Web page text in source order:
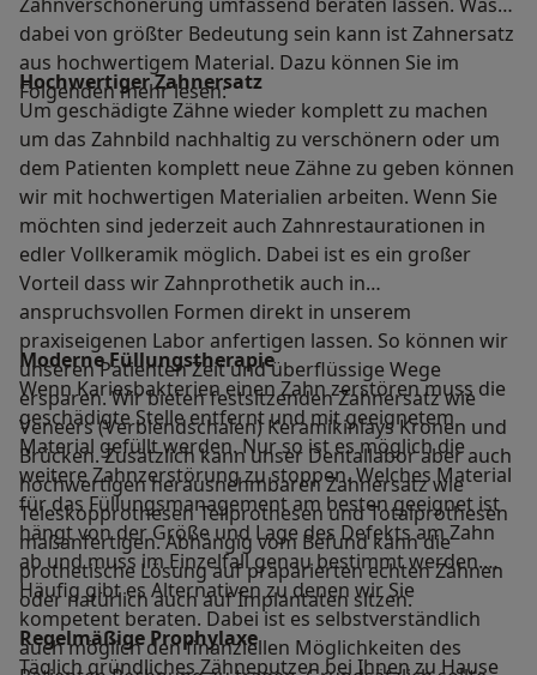
Zahnverschönerung umfassend beraten lassen. Was
dabei von größter Bedeutung sein kann ist Zahnersatz
aus hochwertigem Material. Dazu können Sie im
Folgenden mehr lesen:
Hochwertiger Zahnersatz
Um geschädigte Zähne wieder komplett zu machen
um das Zahnbild nachhaltig zu verschönern oder um
dem Patienten komplett neue Zähne zu geben können
wir mit hochwertigen Materialien arbeiten. Wenn Sie
möchten sind jederzeit auch Zahnrestaurationen in
edler Vollkeramik möglich. Dabei ist es ein großer
Vorteil dass wir Zahnprothetik auch in
anspruchsvollen Formen direkt in unserem
praxiseigenen Labor anfertigen lassen. So können wir
unseren Patienten Zeit und überflüssige Wege
ersparen. Wir bieten festsitzenden Zahnersatz wie
Veneers (Verblendschalen) Keramikinlays Kronen und
Brücken. Zusätzlich kann unser Dentallabor aber auch
hochwertigen herausnehmbaren Zahnersatz wie
Teleskopprothesen Teilprothesen und Totalprothesen
maßanfertigen. Abhängig vom Befund kann die
prothetische Lösung auf präparierten echten Zähnen
oder natürlich auch auf Implantaten sitzen.
Moderne Füllungstherapie
Wenn Kariesbakterien einen Zahn zerstören muss die
geschädigte Stelle entfernt und mit geeignetem
Material gefüllt werden. Nur so ist es möglich die
weitere Zahnzerstörung zu stoppen. Welches Material
für das Füllungsmanagement am besten geeignet ist
hängt von der Größe und Lage des Defekts am Zahn
ab und muss im Einzelfall genau bestimmt werden.
Häufig gibt es Alternativen zu denen wir Sie
kompetent beraten. Dabei ist es selbstverständlich
auch möglich den finanziellen Möglichkeiten des
Regelmäßige Prophylaxe
Täglich gründliches Zähneputzen bei Ihnen zu Hause